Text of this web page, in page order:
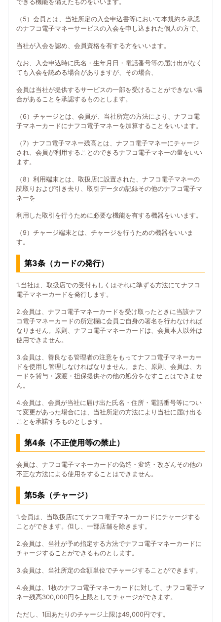
できる機能を備えたものをいいます。
（5）会員とは、当社所定の入会申込書等において本規約を承認
のナフコ電子マネーサービスの入会を申し込まれた個人の方で、
当社が入会を認め、会員資格を有する方をいいます。
なお、入会申込時に氏名・生年月日・電話番号等の届け出がなく
ても入会を認める場合がありますが、その場合、
会員は当社が提供するサービスの一部を受けることができない場
合があることを承認するものとします。
（6）チャージとは、会員が、当社所定の方法により、ナフコ電
子マネーカードにナフコ電子マネーを加算することをいいます。
（7）ナフコ電子マネー残高とは、ナフコ電子マネーにチャージ
され、会員が利用することのできるナフコ電子マネーの量をいい
ます。
（8）利用端末とは、取扱店に設置された、ナフコ電子マネーの
読取りおよび引き去り、取引データの記録その他のナフコ電子マ
ネーを
利用した取引を行うために必要な機能を有する機器をいいます。
（9）チャージ端末とは、チャージを行うための機器をいいま
す。
第3条（カードの発行）
1.当社は、取扱店での受付もしくはそれに準ずる方法にてナフコ
電子マネーカードを発行します。
2.会員は、ナフコ電子マネーカードを受け取ったときに当該ナフ
コ電子マネーカードの所定欄に会員ご自身の署名を行わなければ
なりません。原則、ナフコ電子マネーカードは、会員本人以外は
使用できません。
3.会員は、善良なる管理者の注意をもってナフコ電子マネーカー
ドを使用し管理しなければなりません。また、原則、会員は、カ
ードを貸与・譲渡・担保提供その他の処分をなすことはできませ
ん。
4.会員は、会員が当社に届け出た氏名・住所・電話番号等につい
て変更があった場合には、当社所定の方法により当社に届け出る
ことを承諾するものとします。
第4条（不正使用等の禁止）
会員は、ナフコ電子マネーカードの偽造・変造・改ざんその他の
不正な方法による使用をすることはできません。
第5条（チャージ）
1.会員は、当取扱店にてナフコ電子マネーカードにチャージする
ことができます。但し、一部店舗を除きます。
2.会員は、当社が予め指定する方法でナフコ電子マネーカードに
チャージすることができるものとします。
3.会員は、当社所定の金額単位でチャージすることができます。
4.会員は、1枚のナフコ電子マネーカードに対して、ナフコ電子マ
ネー残高300,000円を上限としてチャージができます。
ただし、1回あたりのチャージ上限は49,000円です。